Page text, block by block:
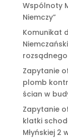
Wspólnoty
Niemczy”
Komunikat
Zapytanie
plomb
ścian w
Zapytanie
klatki
Młyńskiej 2